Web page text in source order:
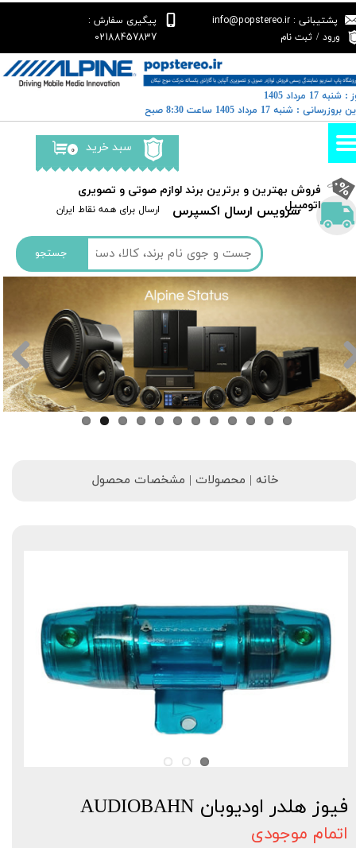
جستجو
سرویس ارسال اکسپرس ​​ارسال برای همه نقاط ایران
پشتیبانی : info@popstereo.ir
پیگیری سفارش :
02188457837
ورود / ثبت نام
حساب کاربری من
تغییر گذر واژه
سفارشات
خروج از حساب کاربری
۰ سبد خرید
​فروش بهترین و برترین برند لوازم صوتی و تصویری
اتومبیل​​​​​​​
17 مرداد 1405
: شنبه 17 مرداد 1405 ساعت 8:30 صبح
خانه | محصولات | مشخصات محصول
فیوز هلدر اودیوبان AUDIOBAHN
اتمام موجودی